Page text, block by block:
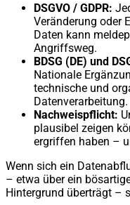
DSGVO / GDPR:
Veränderung oder
Daten kann
Angriffsweg.
BDSG (DE) und
Nationale
technische und
Datenverarbeitung.
Nachweispflicht:
plausibel zeigen
ergriffen haben –
Wenn sich ein
– etwa über ein
Hintergrund überträgt –